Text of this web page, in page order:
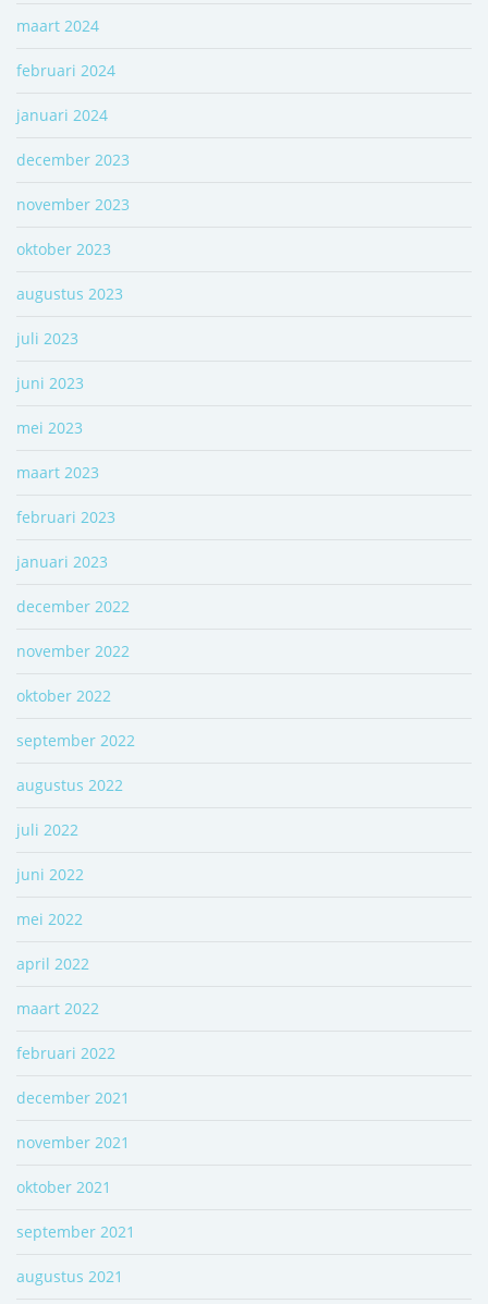
maart 2024
februari 2024
januari 2024
december 2023
november 2023
oktober 2023
augustus 2023
juli 2023
juni 2023
mei 2023
maart 2023
februari 2023
januari 2023
december 2022
november 2022
oktober 2022
september 2022
augustus 2022
juli 2022
juni 2022
mei 2022
april 2022
maart 2022
februari 2022
december 2021
november 2021
oktober 2021
september 2021
augustus 2021